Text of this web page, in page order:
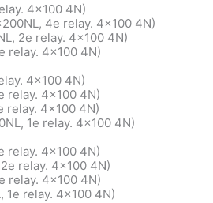
4×100 4N)
4e relay. 4×100 4N)
2e relay. 4×100 4N)
relay. 4×100 4N)
4×100 4N)
relay. 4×100 4N)
relay. 4×100 4N)
1e relay. 4×100 4N)
relay. 4×100 4N)
relay. 4×100 4N)
relay. 4×100 4N)
1e relay. 4×100 4N)